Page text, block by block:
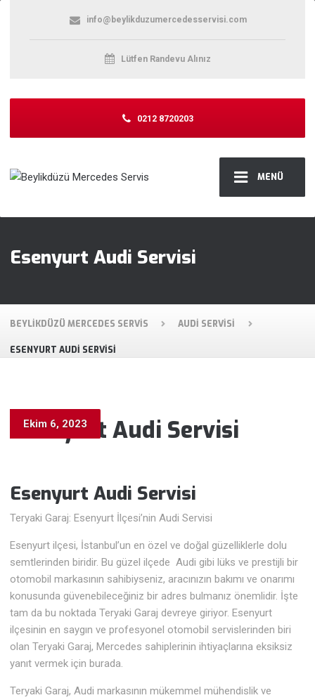
MENÜ
info@beylikduzumercedesservisi.com
Lütfen Randevu Alınız
0212 8720203
Esenyurt Audi Servisi
BEYLIKDÜZÜ MERCEDES SERVIS AUDI SERVISI
ESENYURT AUDI SERVISI
Esenyurt Audi Servisi
Ekim 6, 2023
Esenyurt Audi Servisi
Teryaki Garaj: Esenyurt İlçesi’nin Audi Servisi
Esenyurt ilçesi, İstanbul’un en özel ve doğal güzelliklerle dolu
semtlerinden biridir. Bu güzel ilçede Audi gibi lüks ve prestijli bir
otomobil markasının sahibiyseniz, aracınızın bakımı ve onarımı
konusunda güvenebileceğiniz bir adres bulmanız önemlidir. İşte
tam da bu noktada Teryaki Garaj devreye giriyor. Esenyurt
ilçesinin en saygın ve profesyonel otomobil servislerinden biri
olan Teryaki Garaj, Mercedes sahiplerinin ihtiyaçlarına eksiksiz
yanıt vermek için burada.
Teryaki Garaj, Audi markasının mükemmel mühendislik ve